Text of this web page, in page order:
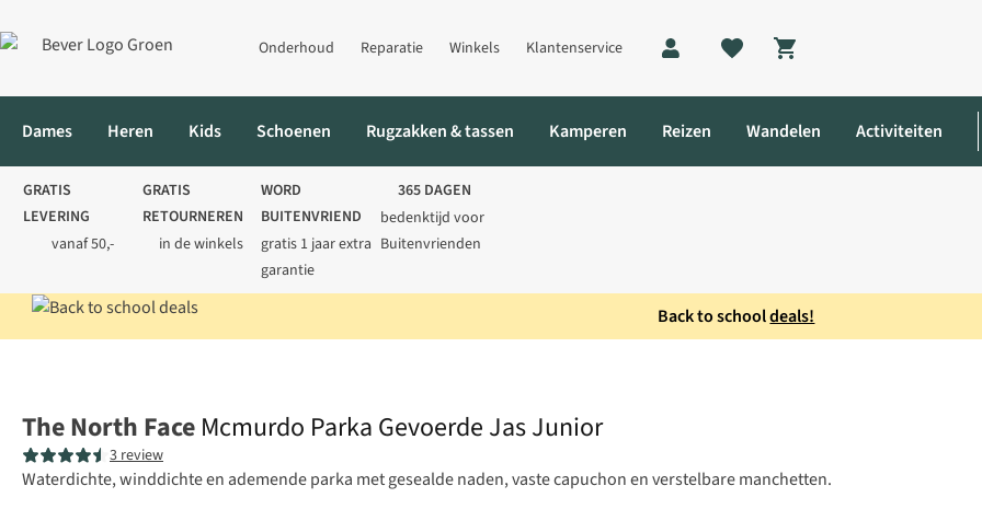
Onderhoud Reparatie Winkels Klantenservice
Shopping cart
Dames Heren Kids Schoenen Rugzakken & tassen Kamperen Reizen Wandelen Activiteiten
GRATIS
LEVERING
vanaf 50,-
GRATIS
RETOURNEREN
in de winkels
WORD
BUITENVRIEND
gratis 1 jaar extra
garantie
365 DAGEN
bedenktijd voor
Buitenvrienden
Back to schooldeals!
The North Face Mcmurdo Parka Gevoerde Jas Junior
3 review
Waterdichte, winddichte en ademende parka met gesealde naden, vaste capuchon en verstelbare manchetten.